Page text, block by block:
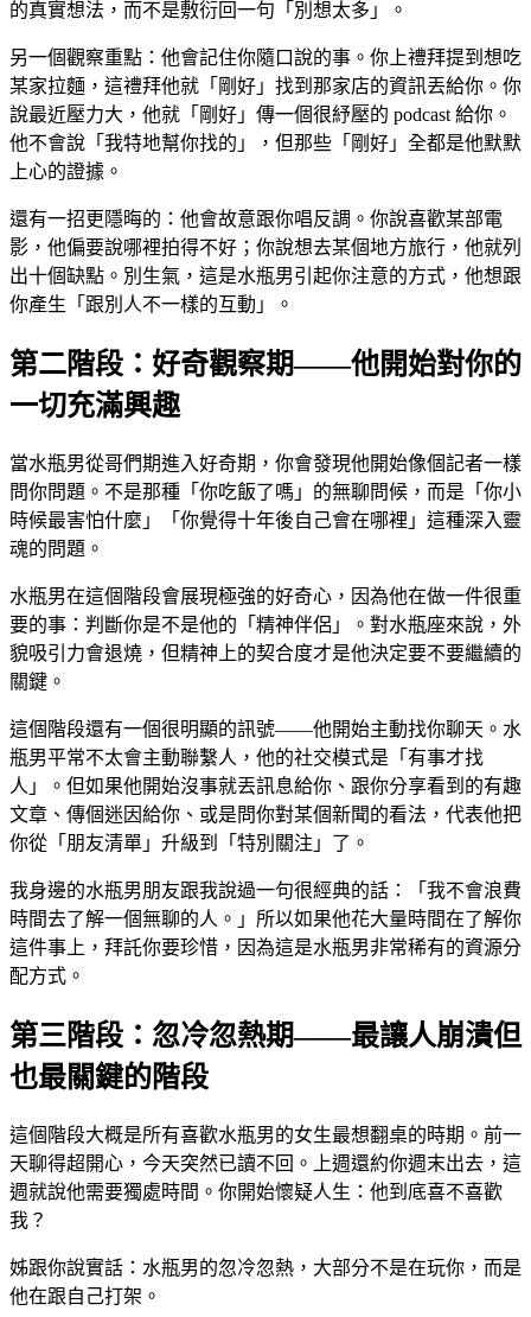
的真實想法，而不是敷衍回一句「別想太多」。
另一個觀察重點：他會記住你隨口說的事。你上禮拜提到想吃
某家拉麵，這禮拜他就「剛好」找到那家店的資訊丟給你。你
說最近壓力大，他就「剛好」傳一個很紓壓的 podcast 給你。
他不會說「我特地幫你找的」，但那些「剛好」全都是他默默
上心的證據。
還有一招更隱晦的：他會故意跟你唱反調。你說喜歡某部電
影，他偏要說哪裡拍得不好；你說想去某個地方旅行，他就列
出十個缺點。別生氣，這是水瓶男引起你注意的方式，他想跟
你產生「跟別人不一樣的互動」。
第二階段：好奇觀察期——他開始對你的
一切充滿興趣
當水瓶男從哥們期進入好奇期，你會發現他開始像個記者一樣
問你問題。不是那種「你吃飯了嗎」的無聊問候，而是「你小
時候最害怕什麼」「你覺得十年後自己會在哪裡」這種深入靈
魂的問題。
水瓶男在這個階段會展現極強的好奇心，因為他在做一件很重
要的事：判斷你是不是他的「精神伴侶」。對水瓶座來說，外
貌吸引力會退燒，但精神上的契合度才是他決定要不要繼續的
關鍵。
這個階段還有一個很明顯的訊號——他開始主動找你聊天。水
瓶男平常不太會主動聯繫人，他的社交模式是「有事才找
人」。但如果他開始沒事就丟訊息給你、跟你分享看到的有趣
文章、傳個迷因給你、或是問你對某個新聞的看法，代表他把
你從「朋友清單」升級到「特別關注」了。
我身邊的水瓶男朋友跟我說過一句很經典的話：「我不會浪費
時間去了解一個無聊的人。」所以如果他花大量時間在了解你
這件事上，拜託你要珍惜，因為這是水瓶男非常稀有的資源分
配方式。
第三階段：忽冷忽熱期——最讓人崩潰但
也最關鍵的階段
這個階段大概是所有喜歡水瓶男的女生最想翻桌的時期。前一
天聊得超開心，今天突然已讀不回。上週還約你週末出去，這
週就說他需要獨處時間。你開始懷疑人生：他到底喜不喜歡
我？
姊跟你說實話：水瓶男的忽冷忽熱，大部分不是在玩你，而是
他在跟自己打架。